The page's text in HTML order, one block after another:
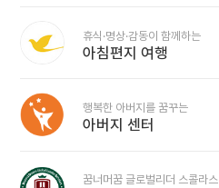
휴식·명상·감동이 함께하는
아침편지 여행
행복한 아버지를 꿈꾸는
아버지 센터
꿈너머꿈 글로벌리더 스콜라스